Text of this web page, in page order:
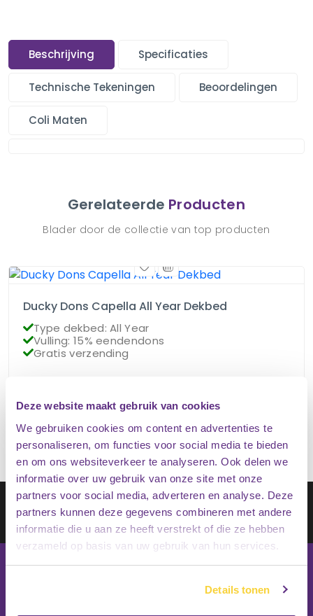
Deze website maakt gebruik van cookies
We gebruiken cookies om content en advertenties te
personaliseren, om functies voor social media te bieden
en om ons websiteverkeer te analyseren. Ook delen we
informatie over uw gebruik van onze site met onze
partners voor social media, adverteren en analyse. Deze
partners kunnen deze gegevens combineren met andere
informatie die u aan ze heeft verstrekt of die ze hebben
verzameld op basis van uw gebruik van hun services.
Details tonen
Beschrijving Specificaties
Technische Tekeningen Beoordelingen
Coli Maten
Gerelateerde Producten
Blader door de collectie van top producten
Ducky Dons Capella All Year Dekbed
Type dekbed: All Year
Vulling: 15% eendendons
Gratis verzending
Op voorraad
Schrijf je in op onze nieuwsbrief
Inschrijven